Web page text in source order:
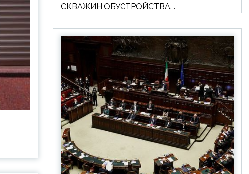
СКВАЖИН,ОБУСТРОЙСТВА. .